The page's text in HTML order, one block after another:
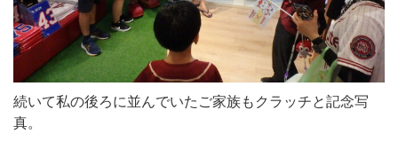
続いて私の後ろに並んでいたご家族もクラッチと記念写
真。